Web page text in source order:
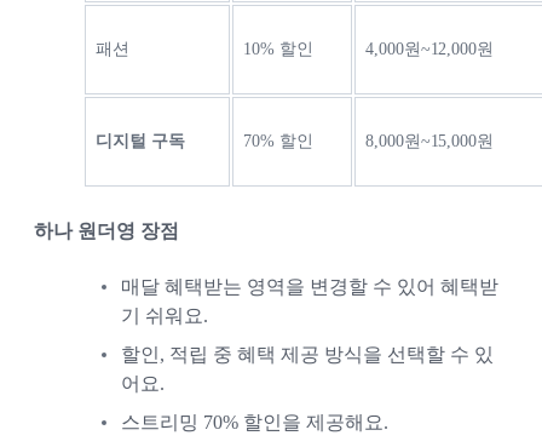
패션 10% 할인 4,000원~12,000원
디지털 구독 70% 할인 8,000원~15,000원
하나 원더영 장점
매달 혜택받는 영역을 변경할 수 있어 혜택받
기 쉬워요.
할인, 적립 중 혜택 제공 방식을 선택할 수 있
어요.
스트리밍 70% 할인을 제공해요.